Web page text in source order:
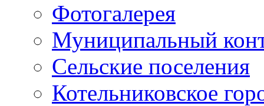
Фотогалерея
Муниципальный
Сельские поселения
Котельниковское